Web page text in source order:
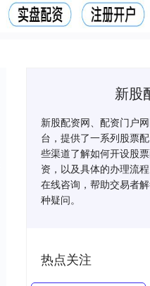
新股
新股配资网、配资门户
台，提供了一系列股票
些渠道了解如何开设股
资，以及具体的办理流
在线咨询，帮助交易者
种疑问。
热点关注